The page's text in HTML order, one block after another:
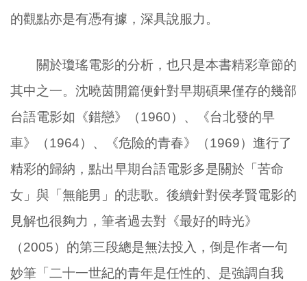
的觀點亦是有憑有據，深具說服力。
關於瓊瑤電影的分析，也只是本書精彩章節的
其中之一。沈曉茵開篇便針對早期碩果僅存的幾部
台語電影如《錯戀》（1960）、《台北發的早
車》（1964）、《危險的青春》（1969）進行了
精彩的歸納，點出早期台語電影多是關於「苦命
女」與「無能男」的悲歌。後續針對侯孝賢電影的
見解也很夠力，筆者過去對《最好的時光》
（2005）的第三段總是無法投入，倒是作者一句
妙筆「二十一世紀的青年是任性的、是強調自我